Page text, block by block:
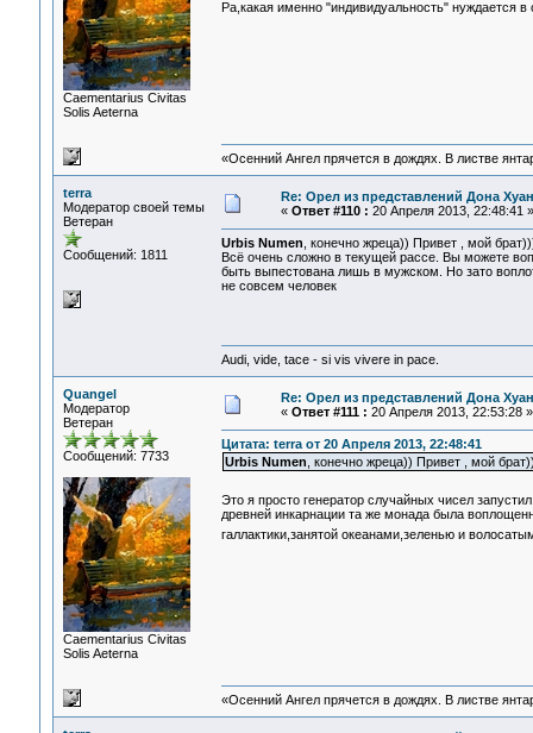
Сaementarius Civitas
Solis Aeterna
Ра,какая именно "индивидуальность" нуждается
«Осенний Ангел прячется в дождях. В листве
terra
Модератор своей темы
Ветеран
Сообщений: 1811
Re: Орел из представлений Дона
« Ответ #110 : 20 Апреля 2013, 22:48:41 »
Urbis Numen , конечно жреца)) Привет , мой
Всё очень сложно в текущей рассе. Вы можете
быть выпестована лишь в мужском. Но зато
не совсем человек
Audi, vide, tace - si vis vivere in pace.
Quangel
Модератор
Ветеран
Сообщений: 7733
Сaementarius Civitas
Solis Aeterna
Re: Орел из представлений Дона
« Ответ #111 : 20 Апреля 2013, 22:53:28 »
Цитата: terra от 20 Апреля 2013, 22:48:41
Urbis Numen , конечно жреца)) Привет , мой
Это я просто генератор случайных чисел
древней инкарнации та же монада была
галлактики,занятой океанами,зеленью и
«Осенний Ангел прячется в дождях. В листве